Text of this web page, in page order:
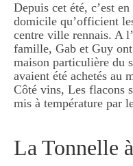
Depuis cet été, c’est
domicile qu’officient
centre ville rennais. A
famille, Gab et Guy
maison particulière du
avaient été achetés au
Côté vins, Les flacons
mis à température par
La Tonnelle